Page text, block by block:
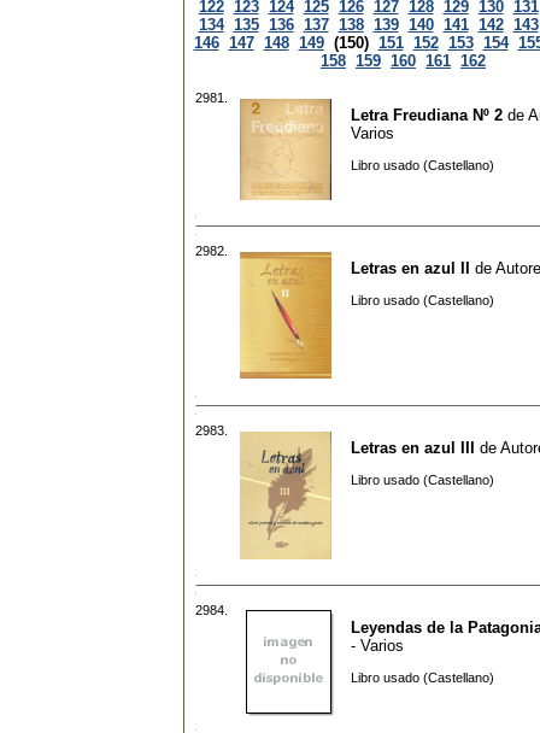
122 123 124 125 126 127 128 129 130 131
134 135 136 137 138 139 140 141 142 143
146 147 148 149 (150) 151 152 153 154
158 159 160 161 162
2981.
Letra Freudiana Nº 2 de
Varios
Libro usado (Castellano)
2982.
Letras en azul II de
Libro usado (Castellano)
2983.
Letras en azul III de
Libro usado (Castellano)
2984.
Leyendas de la
- Varios
Libro usado (Castellano)